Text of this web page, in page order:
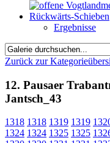
Ergebnisse
Zurück zur
12. Pausaer
Jantsch_43
1318 1318 1319 1319
1324 1324 1325 1325